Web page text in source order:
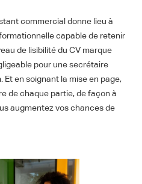
commercial donne lieu à
capable de retenir
de lisibilité du CV marque
pour une secrétaire
en soignant la mise en page,
de chaque partie, de façon à
augmentez vos chances de